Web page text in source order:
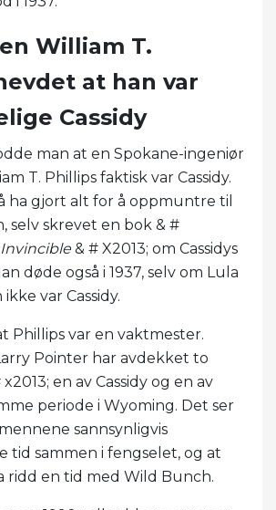
William T.
at han var
Cassidy
man at en Spokane-ingeniør
T. Phillips faktisk var Cassidy.
ha gjort alt for å oppmuntre til
selv skrevet en bok & #
& # X2013; om Cassidys
døde også i 1937, selv om Lula
var Cassidy.
Phillips var en vaktmester.
Pointer har avdekket to
en av Cassidy og en av
periode i Wyoming. Det ser
sannsynligvis
tid sammen i fengselet, og at
ridd en tid med Wild Bunch.